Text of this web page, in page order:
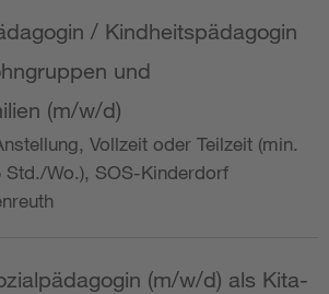
/ Kindheitspädagogin
und
(m/w/d)
Vollzeit oder Teilzeit (min.
Std./Wo.), SOS-Kinderdorf
(m/w/d) als Kita-